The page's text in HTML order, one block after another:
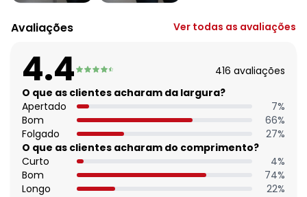
O preço apresentado abaixo é o menor oferecido em
agosto/2026
N/D*
julho/2026 N/D*
junho/2026
maio/2026 N/D*
abril/2026 N/D*
março/2026 N/D*
fevereiro/2026
Avaliações Ver todas as avaliações
4.4 416 avaliações
O que as clientes acharam da largura?
Apertado
7%
Bom
66%
Folgado
27%
O que as clientes acharam do comprimento?
Curto
4%
Bom
74%
Longo
22%